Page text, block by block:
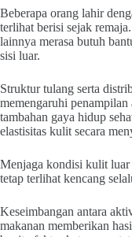
Beberapa orang lahir
terlihat berisi sejak
lainnya merasa butuh
sisi luar.
Struktur tulang serta
memengaruhi penampilan
tambahan gaya hidup
elastisitas kulit secara
Menjaga kondisi kulit luar
tetap terlihat kencang
Keseimbangan antara
makanan memberikan